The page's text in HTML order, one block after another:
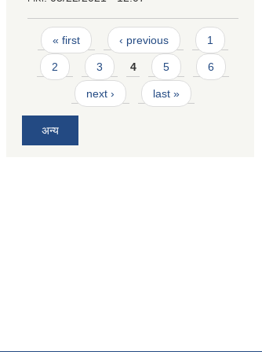
Pages
« first ‹ previous 1
2 3 4 5 6
next › last »
अन्य